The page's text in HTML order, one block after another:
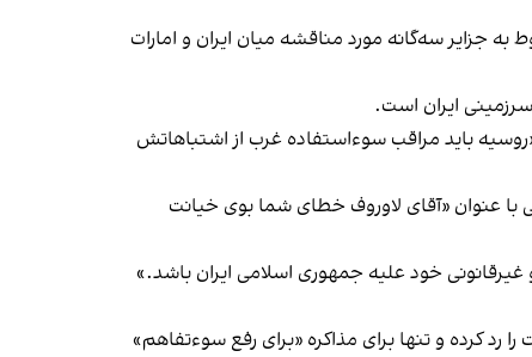
به جزایر سه‌گانه مورد مناقشه میان ایران و امارات
ایران است.
باید مراقب سوءاستفاده غرب از اشتباهاتش
عنوان «آقای لاوروف خطای شما بوی خیانت
خود علیه جمهوری اسلامی ایران باشد.»
قطعی و دائمی در سال ۱۹۷۱ تعیین شده است این درخواست را رد کرده و تنها برای مذاکره «برای رفع سوءتفاهم»